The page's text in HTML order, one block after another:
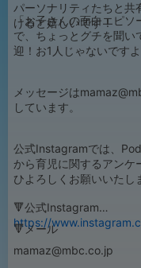
パーソナリティたちと共
けると嬉しいです！
「お子さんの面白エピソ
で、ちょっとグチを聞い
迎！お1人じゃないですよ
メッセージは
しています。
公式Instagramでは、
から育児に関するアンケ
ひよろしくお願いいたし
🔻公式Instagram
https://
🔻メール
mamaz@mbc.co.jp